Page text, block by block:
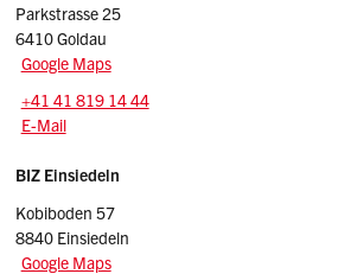
Parkstrasse 25
6410 Goldau
Google Maps
Tel.:
+41 41 819 14 44
E-Mail: goldau.biz
E-Mail
BIZ Einsiedeln
Kobiboden 57
8840 Einsiedeln
Google Maps